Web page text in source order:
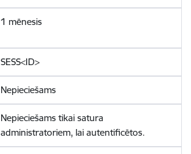
1 mēnesis
SESS<ID>
Nepieciešams
Nepieciešams tikai satura
administratoriem, lai autentificētos.